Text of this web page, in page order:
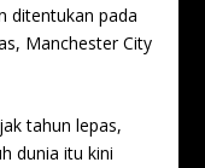
ditentukan pada
Manchester City
tahun lepas,
dunia itu kini